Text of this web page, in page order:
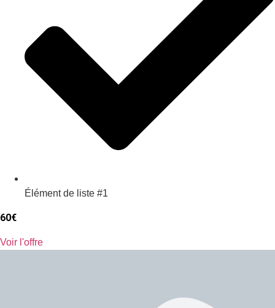
Élément de liste #1
60€
Voir l'offre